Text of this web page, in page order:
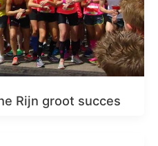
Rijn groot succes